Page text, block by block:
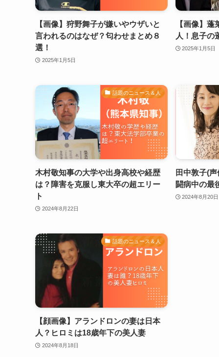
【画像】狩野舞子が嫌いやウザいと
言われるのはなぜ？匂わせまとめ８
選！
2025年1月5日
【画像】
人！息子の
2025年1月5日
話題のニュース＆人
木村敬知事の大学や出身高校や経歴
は？障害を克服し東大卒の超エリー
ト
2024年8月22日
田中敦子(
闘病中の最
2024年8月20日
話題のニュース＆人
【顔画像】アランドロンの妻は日本
人？ヒロミは18歳年下の美人妻
2024年8月18日